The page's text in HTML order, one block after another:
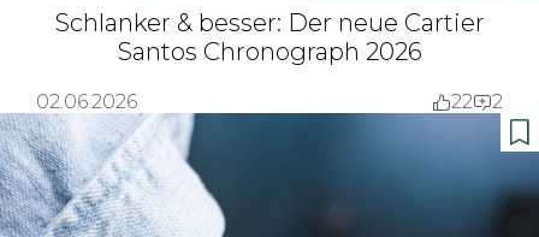
Schlanker & besser: Der neue Cartier
Santos Chronograph 2026
02.06.2026 22 2